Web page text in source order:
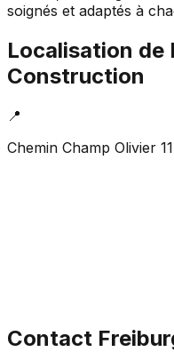
soignés et adaptés à
Localisation de
Construction
📍
Chemin Champ Olivier
Contact